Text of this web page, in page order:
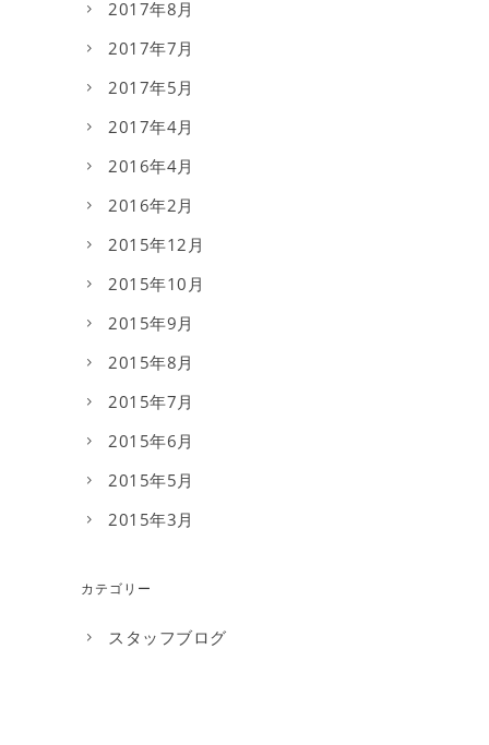
2017年8月
2017年7月
2017年5月
2017年4月
2016年4月
2016年2月
2015年12月
2015年10月
2015年9月
2015年8月
2015年7月
2015年6月
2015年5月
2015年3月
カテゴリー
スタッフブログ